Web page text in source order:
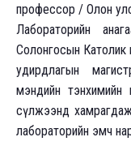
профессор / Олон
Лабораторийн
Солонгосын Католик
удирдлагын
мэндийн
сүлжээнд
лабораторийн эмч